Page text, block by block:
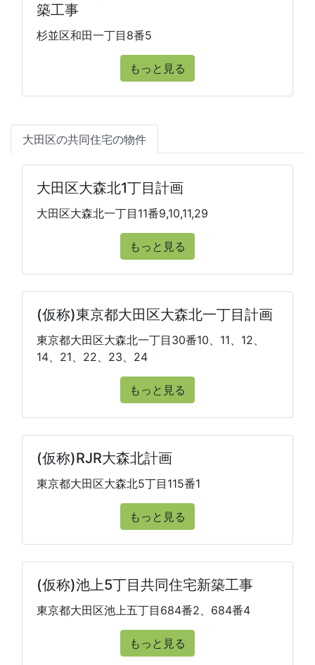
築工事
杉並区和田一丁目8番5
もっと見る
大田区の共同住宅の物件
大田区大森北1丁目計画
大田区大森北一丁目11番9,10,11,29
もっと見る
(仮称)東京都大田区大森北一丁目計画
東京都大田区大森北一丁目30番10、11、12、
14、21、22、23、24
もっと見る
(仮称)RJR大森北計画
東京都大田区大森北5丁目115番1
もっと見る
(仮称)池上5丁目共同住宅新築工事
東京都大田区池上五丁目684番2、684番4
もっと見る